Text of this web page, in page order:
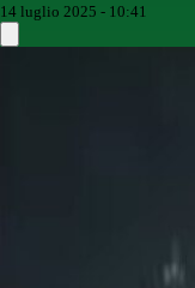
14 luglio 2025 - 10:41